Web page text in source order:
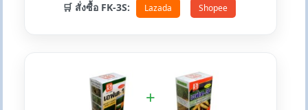
🛒 สั่งซื้อ FK-3S: Lazada Shopee
+